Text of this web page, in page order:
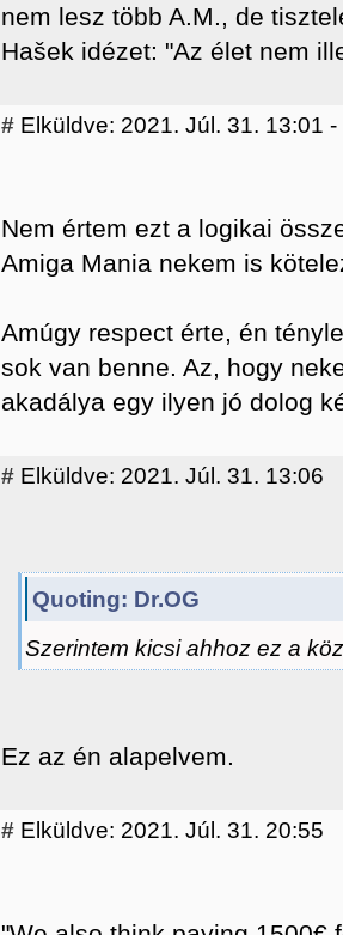
nem lesz több A.M., de
Hašek idézet: "Az élet nem
# Elküldve: 2021. Júl. 31. 13:01
Nem értem ezt a logikai
Amiga Mania nekem is
Amúgy respect érte, én
sok van benne. Az, hogy
akadálya egy ilyen jó dolog
# Elküldve: 2021. Júl. 31. 13:06
Quoting: Dr.OG
Szerintem kicsi ahhoz ez a
Ez az én alapelvem.
# Elküldve: 2021. Júl. 31. 20:55